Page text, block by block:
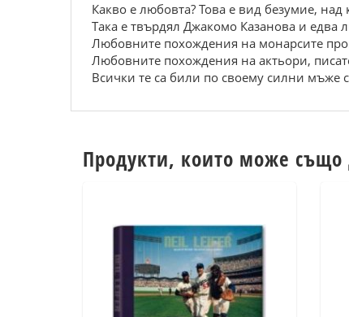
Какво е любовта? Това е вид безумие, над
Така е твърдял Джакомо Казанова и едва
Любовните похождения на монарсите
Любовните похождения на актьори,
Всички те са били по своему силни мъже
Продукти, които може също